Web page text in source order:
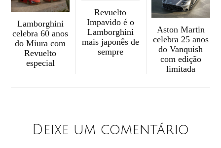
Lamborghini
celebra 60 anos
do Miura com
Revuelto
especial
Revuelto
Impavido é o
Lamborghini
mais japonês de
sempre
Aston Martin
celebra 25 anos
do Vanquish
com edição
limitada
Deixe um comentário